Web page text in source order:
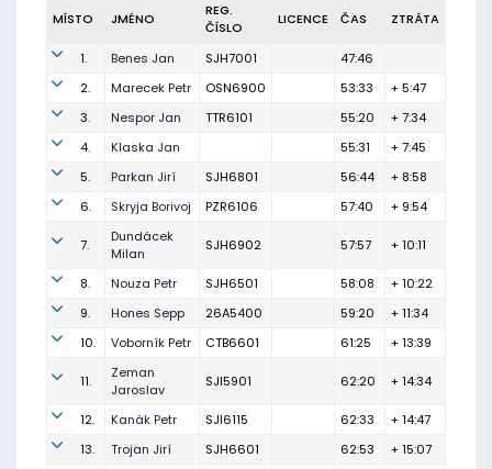
MÍSTO JMÉNO
REG.
ČÍSLO
LICENCE ČAS ZTRÁTA
1. Benes Jan SJH7001
47:46
2.
Marecek Petr OSN6900 53:33
+ 5:47
3.
Nespor Jan TTR6101 55:20
+ 7:34
4.
Klaska Jan 55:31
+ 7:45
5.
Parkan Jirí SJH6801 56:44
+ 8:58
6.
Skryja Borivoj PZR6106 57:40 + 9:54
7.
Dundácek
Milan
SJH6902 57:57 + 10:11
8. Nouza Petr SJH6501 58:08
+ 10:22
9.
Hones Sepp 26A5400 59:20
+ 11:34
10.
Voborník Petr CTB6601 61:25 + 13:39
11.
Zeman
Jaroslav
SJI5901 62:20 + 14:34
12. Kanák Petr SJI6115 62:33
+ 14:47
13.
Trojan Jirí SJH6601 62:53 + 15:07